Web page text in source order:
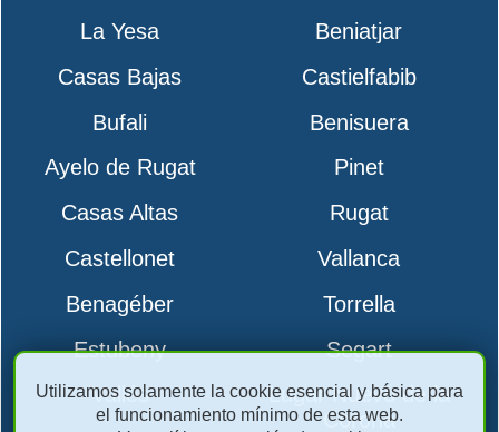
La Yesa
Beniatjar
Casas Bajas
Castielfabib
Bufali
Benisuera
Ayelo de Rugat
Pinet
Casas Altas
Rugat
Castellonet
Vallanca
Benagéber
Torrella
Estubeny
Segart
Vallés
Lugar Nuevo de la
Corona
Utilizamos solamente la cookie esencial y básica para
el funcionamiento mínimo de esta web.